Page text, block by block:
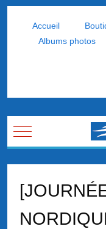
Accueil
Albums photos
Mobile Menu Toggle